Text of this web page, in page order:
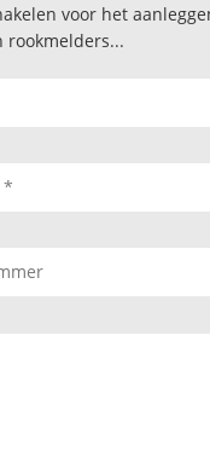
voor het
rookmelders...